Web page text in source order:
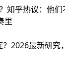
知乎热议：他
里
？2026最新研究